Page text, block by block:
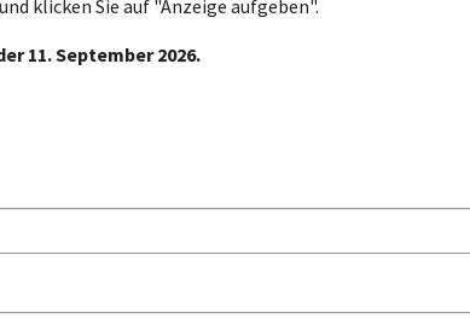
klicken Sie auf "Anzeige aufgeben".
11. September 2026.